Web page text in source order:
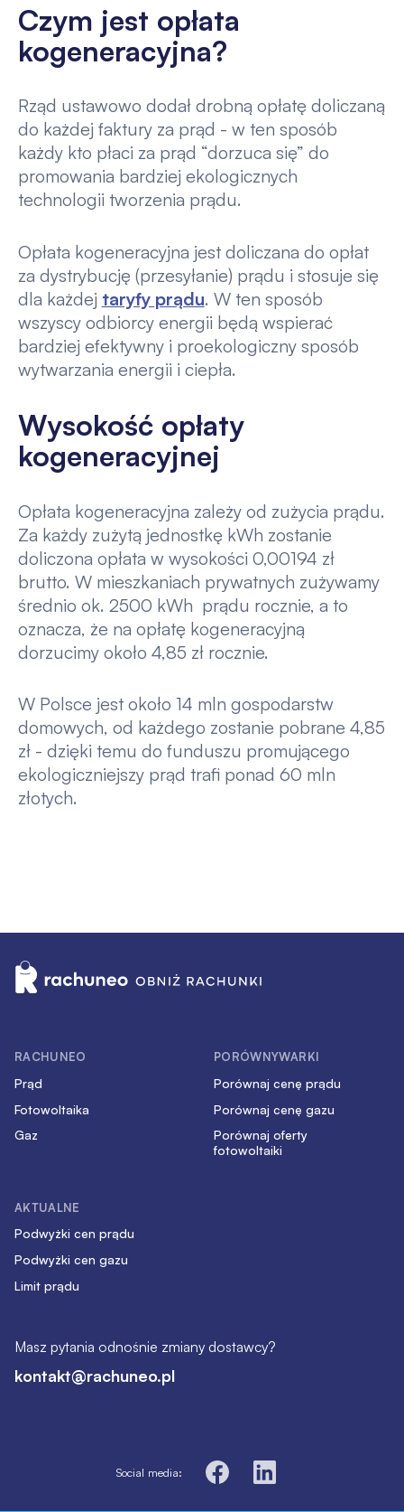
Czym jest opłata
kogeneracyjna?
Rząd ustawowo dodał drobną opłatę doliczaną
do każdej faktury za prąd - w ten sposób
każdy kto płaci za prąd “dorzuca się” do
promowania bardziej ekologicznych
technologii tworzenia prądu.
Opłata kogeneracyjna jest doliczana do opłat
za dystrybucję (przesyłanie) prądu i stosuje się
dla każdej taryfy prądu. W ten sposób
wszyscy odbiorcy energii będą wspierać
bardziej efektywny i proekologiczny sposób
wytwarzania energii i ciepła.
Wysokość opłaty
kogeneracyjnej
Opłata kogeneracyjna zależy od zużycia prądu.
Za każdy zużytą jednostkę kWh zostanie
doliczona opłata w wysokości 0,00194 zł
brutto. W mieszkaniach prywatnych zużywamy
średnio ok. 2500 kWh prądu rocznie, a to
oznacza, że na opłatę kogeneracyjną
dorzucimy około 4,85 zł rocznie.
W Polsce jest około 14 mln gospodarstw
domowych, od każdego zostanie pobrane 4,85
zł - dzięki temu do funduszu promującego
ekologiczniejszy prąd trafi ponad 60 mln
złotych.
RACHUNEO
Prąd
Fotowoltaika
Gaz
PORÓWNYWARKI
Porównaj cenę prądu
Porównaj cenę gazu
Porównaj oferty
fotowoltaiki
AKTUALNE
Podwyżki cen prądu
Podwyżki cen gazu
Limit prądu
Masz pytania odnośnie zmiany dostawcy?
kontakt@rachuneo.pl
Social media: